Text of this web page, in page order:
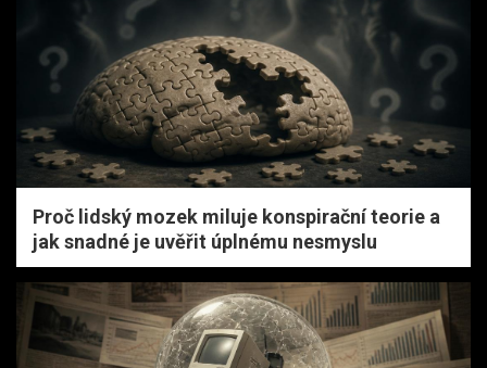
Proč lidský mozek miluje konspirační teorie a
jak snadné je uvěřit úplnému nesmyslu